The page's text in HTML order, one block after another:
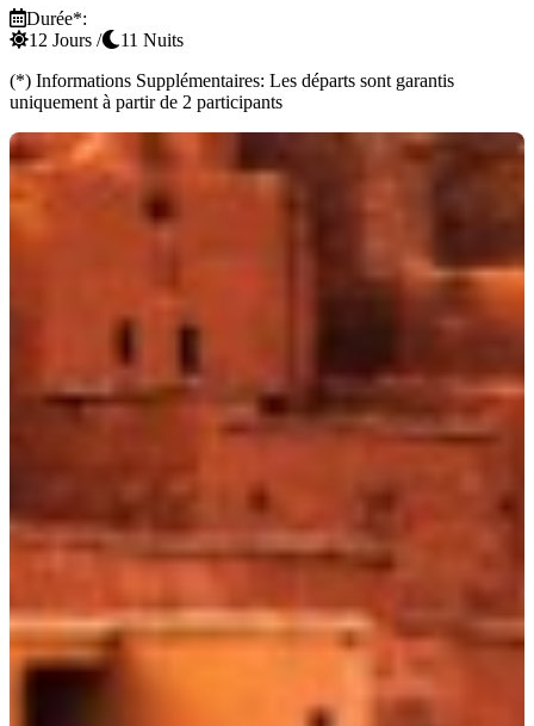
Durée*:
12 Jours /
11 Nuits
(*) Informations Supplémentaires: Les départs sont garantis
uniquement à partir de 2 participants